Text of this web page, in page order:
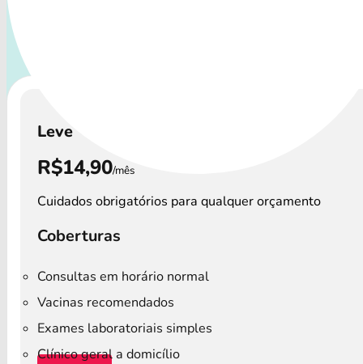
Leve
R$14,90/mês
Cuidados obrigatórios para qualquer orçamento
Coberturas
Consultas em horário normal
Vacinas recomendados
Exames laboratoriais simples
Clínico geral a domicílio